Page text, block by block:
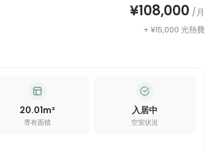
¥108,000 /月
+ ¥15,000 光熱費
20.01m²
専有面積
入居中
空室状況